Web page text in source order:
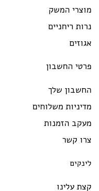
המשק
ריחניים
החשבון
שלך
משלוחים
הזמנות
קשר
עלינו